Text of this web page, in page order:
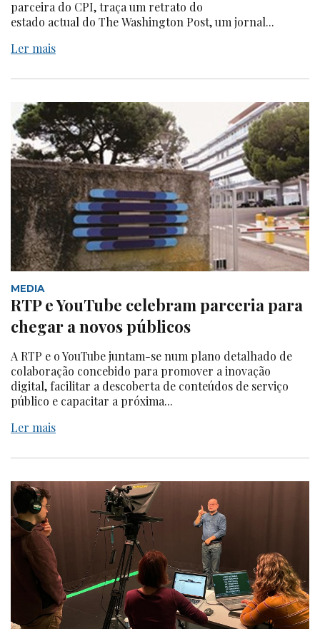
parceira do CPI, traça um retrato do
estado actual do The Washington Post, um jornal...
Ler mais
MEDIA
RTP e YouTube celebram parceria para
chegar a novos públicos
A RTP e o YouTube juntam-se num plano detalhado de
colaboração concebido para promover a inovação
digital, facilitar a descoberta de conteúdos de serviço
público e capacitar a próxima...
Ler mais